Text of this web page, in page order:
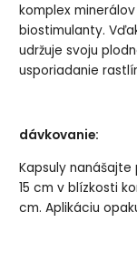
komplex
biostimulanty.
udržuje svoju
usporiadanie
dávkovanie:
Kapsuly
15 cm v blízkosti
cm. Aplikáciu